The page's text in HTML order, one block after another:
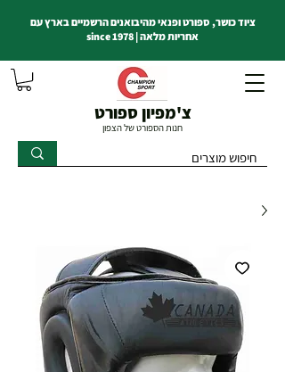
צ'מפיון ספורט
חנות הספורט של הצפון
ציוד כושר, ספורט ופנאי מהיבואנים הרשמיים בארץ עם
אחריות מלאה | since 1978